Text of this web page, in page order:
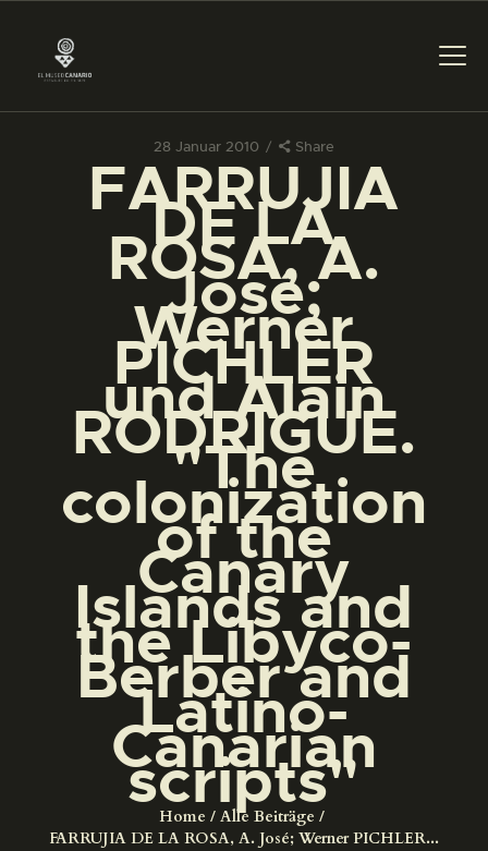
28 Januar 2010 Share
FARRUJIA
DE LA
ROSA, A.
José;
Werner
PICHLER
und Alain
RODRIGUE.
"The
colonization
of the
Canary
Islands and
the Libyco-
Berber and
Latino-
Canarian
scripts"
Home
Alle Beiträge
FARRUJIA DE LA ROSA, A. José; Werner PICHLER...
DAS MUSEUM
DIENSTLEISTUNGEN
DIGITALE RESSOURCEN
DEUTSCH
DAS MUSEUM
DIENSTLEISTUNGEN
DIGITALE RESSOURCEN
DEUTSCH